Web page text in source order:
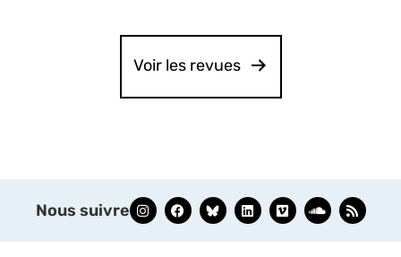
Voir les revues
Nous suivre